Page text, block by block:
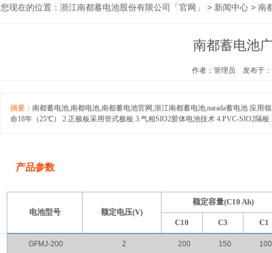
您现在的位置： 浙江南都蓄电池股份有限公司「官网」 > 新闻中心 > 南
南都蓄电池
作者：管理员 发布于
摘要： 南都蓄电池,南都电池,南都蓄电池官网,浙江南都蓄电池,narada蓄电池 应
命18年（25℃） 2.正极板采用管式极板 3.气相SIO2胶体电池技术 4.PVC-SIO2隔板
产品参数
电池型号 额定电压(V)
额定容量(C10 Ah)
C10
C3 C1
GFMJ-200 2 200 150 100